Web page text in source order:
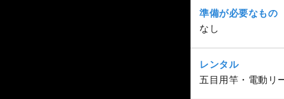
準備が必要なもの
なし
レンタル
五目用竿・電動リ